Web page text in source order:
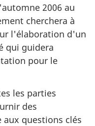
2006 au
cherchera à
l'élaboration d'un
qui guidera
pour le
les parties
des
questions clés